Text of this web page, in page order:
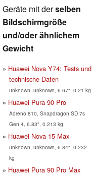
Geräte mit derselben
Bildschirmgröße
und/oder ähnlichem
Gewicht
Huawei Nova Y74: Tests und
technische Daten
unknown, unknown, 6.67", 0.21 kg
Huawei Pura 90 Pro
Adreno 810, Snapdragon SD 7s
Gen 4, 6.83", 0.213 kg
Huawei Nova 15 Max
unknown, unknown, 6.84", 0.232
kg
Huawei Pura 90 Pro Max